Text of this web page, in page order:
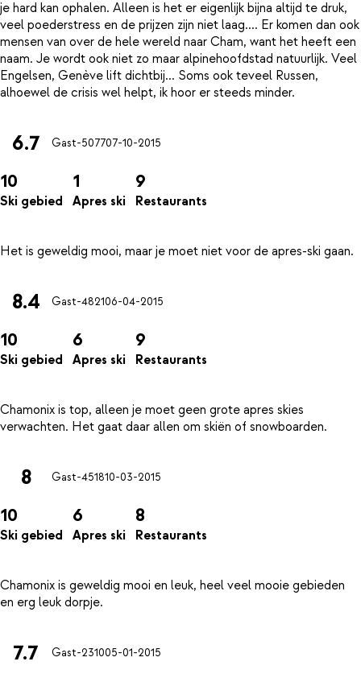
je hard kan ophalen. Alleen is het er eigenlijk bijna altijd te druk,
veel poederstress en de prijzen zijn niet laag.... Er komen dan ook
mensen van over de hele wereld naar Cham, want het heeft een
naam. Je wordt ook niet zo maar alpinehoofdstad natuurlijk. Veel
Engelsen, Genève lift dichtbij... Soms ook teveel Russen,
6.7 Gast-507707-10-2015
10
Ski gebied
1
Apres ski
9
Restaurants
8.4 Gast-482106-04-2015
10
Ski gebied
6
Apres ski
9
Restaurants
Chamonix is top, alleen je moet geen grote apres skies
8 Gast-451810-03-2015
10
Ski gebied
6
Apres ski
8
Restaurants
Chamonix is geweldig mooi en leuk, heel veel mooie gebieden
7.7 Gast-231005-01-2015